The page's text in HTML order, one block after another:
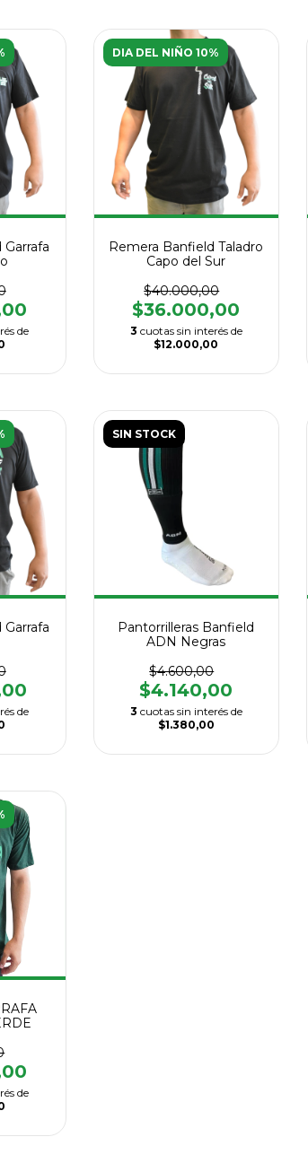
de
DIA DEL NIÑO 10%
Remera Banfield Taladro
Capo del Sur
$40.000,00
$36.000,00
3 cuotas sin interés de
$12.000,00
de
SIN STOCK
Pantorrilleras Banfield
ADN Negras
$4.600,00
$4.140,00
3 cuotas sin interés de
$1.380,00
de